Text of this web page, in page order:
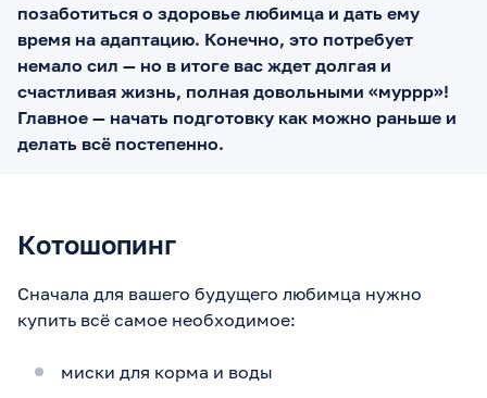
позаботиться о здоровье любимца и дать ему
время на адаптацию. Конечно, это потребует
немало сил — но в итоге вас ждет долгая и
счастливая жизнь, полная довольными «муррр»!
Главное — начать подготовку как можно раньше и
делать всё постепенно.
Котошопинг
Сначала для вашего будущего любимца нужно
купить всё самое необходимое:
миски для корма и воды